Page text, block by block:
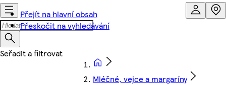
Přejít na hlavní obsah
Přeskočit na vyhledávání
Mléčné, vejce a margaríny